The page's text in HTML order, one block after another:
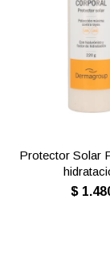
Protector Solar
$